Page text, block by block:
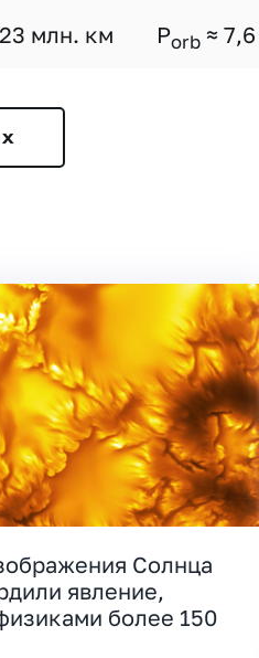
млн. км Porb ≈ 7,6
Солнца
явление,
более 150